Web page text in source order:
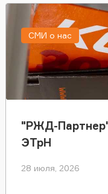
"РЖД-
ЭТрН
28 июля, 2026
СМИ о нас